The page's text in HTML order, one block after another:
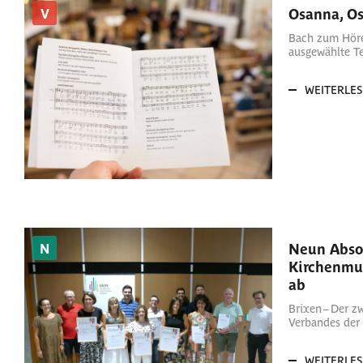
V Osanna,
Bach zum
ausgewählte
N
Neun
ab
Brixen – Der
Verbandes